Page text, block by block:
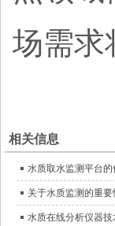
场需求
相关信息
水质取水监测平台的
关于水质监测的重要
水质在线分析仪器